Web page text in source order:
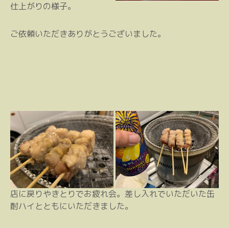
仕上がりの様子。
ご依頼いただきありがとうございました。
店に戻りやきとりでお疲れ会。差し入れでいただいた缶
酎ハイとともにいただきました。